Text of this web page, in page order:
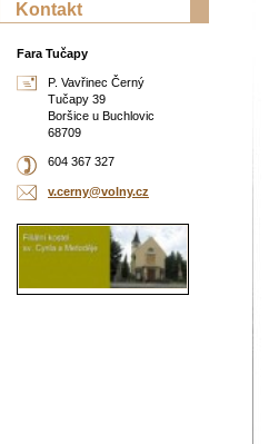
Kontakt
Fara Tučapy
P. Vavřinec Černý
Tučapy 39
Boršice u Buchlovic
68709
604 367 327
v.cerny@volny.cz